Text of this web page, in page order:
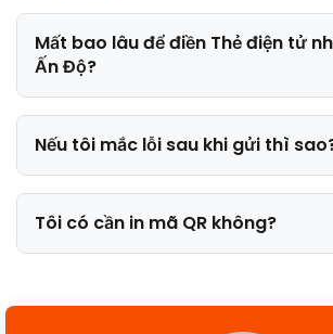
Mất bao lâu để điền Thẻ điện tử
Ấn Độ?
Nếu tôi mắc lỗi sau khi gửi thì
Tôi có cần in mã QR không?